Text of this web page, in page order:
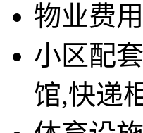
物业费用
小区配套
馆,快递